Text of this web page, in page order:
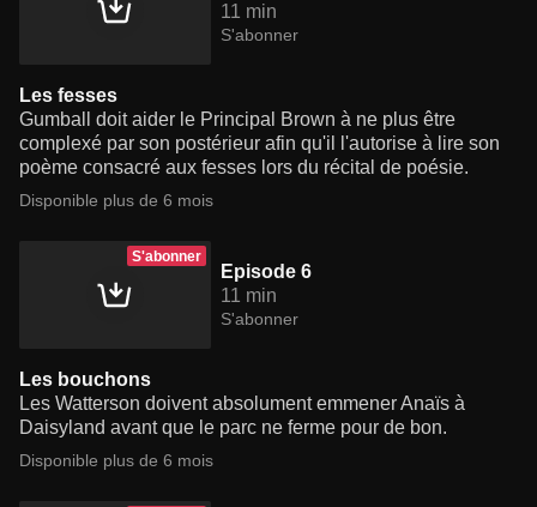
11 min
S'abonner
Les fesses
Gumball doit aider le Principal Brown à ne plus être
complexé par son postérieur afin qu'il l'autorise à lire son
poème consacré aux fesses lors du récital de poésie.
Disponible plus de 6 mois
S'abonner
Episode 6
11 min
S'abonner
Les bouchons
Les Watterson doivent absolument emmener Anaïs à
Daisyland avant que le parc ne ferme pour de bon.
Disponible plus de 6 mois